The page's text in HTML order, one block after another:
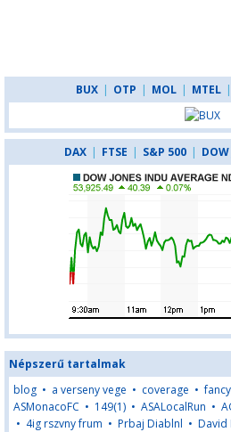
BUX | OTP | MOL | MTEL |
DAX | FTSE | S&P 500 | DOW
Népszerű tartalmak
blog • a verseny vege • coverage •
ASMonacoFC • 149(1) • ASALocalRun •
• 4ig rszvny frum • Prbaj Diablnl • David